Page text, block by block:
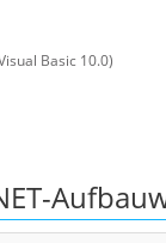
Basic 10.0)